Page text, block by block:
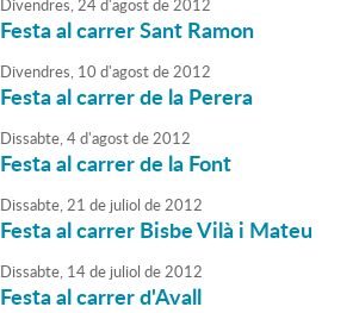
Divendres,24d'agostde2012
Festa al carrer Sant Ramon
Divendres, 10 d'agostde2012
Festa al carrer de la Perera
Dissabte,4d'agostde2012
Festa al carrer de la Font
Dissabte,21 de juliol de2012
Festa al carrer Bisbe Vilà i Mateu
Dissabte, 14de juliol de2012
Festa al carrer d'Avall